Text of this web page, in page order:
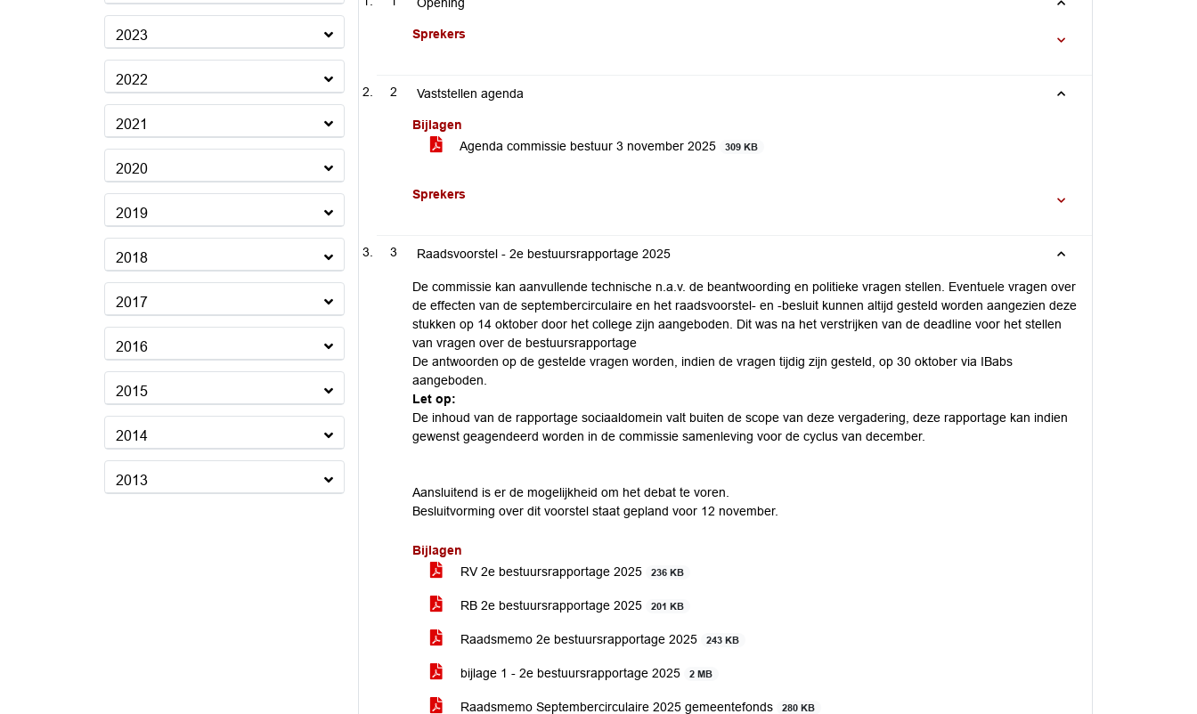
2023
2022
2021
2020
2019
2018
2017
2016
2015
2014
2013
Sprekers
2 Vaststellen agenda
Bijlagen
Agenda commissie bestuur 3 november 2025
309 KB
Sprekers
3 Raadsvoorstel - 2e bestuursrapportage 2025
De commissie kan aanvullende technische n.a.v. de beantwoording en politieke vragen stellen. Eventuele vragen over
de effecten van de septembercirculaire en het raadsvoorstel- en -besluit kunnen altijd gesteld worden aangezien deze
stukken op 14 oktober door het college zijn aangeboden. Dit was na het verstrijken van de deadline voor het stellen
van vragen over de bestuursrapportage
De antwoorden op de gestelde vragen worden, indien de vragen tijdig zijn gesteld, op 30 oktober via IBabs
aangeboden.
Let op:
De inhoud van de rapportage sociaaldomein valt buiten de scope van deze vergadering, deze rapportage kan indien
gewenst geagendeerd worden in de commissie samenleving voor de cyclus van december.
Aansluitend is er de mogelijkheid om het debat te voren.
Besluitvorming over dit voorstel staat gepland voor 12 november.
Bijlagen
RV 2e bestuursrapportage 2025
236 KB
RB 2e bestuursrapportage 2025 201 KB
Raadsmemo 2e bestuursrapportage 2025 243 KB
bijlage 1 - 2e bestuursrapportage 2025 2 MB
Raadsmemo Septembercirculaire 2025 gemeentefonds 280 KB